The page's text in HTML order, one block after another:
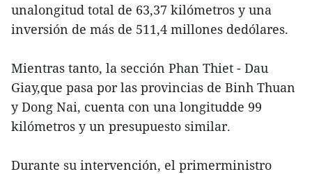
unalongitud total de 63,37 kilómetros y una
inversión de más de 511,4 millones dedólares.
Mientras tanto, la sección Phan Thiet - Dau
Giay,que pasa por las provincias de Binh Thuan
y Dong Nai, cuenta con una longitudde 99
kilómetros y un presupuesto similar.
Durante su intervención, el primerministro